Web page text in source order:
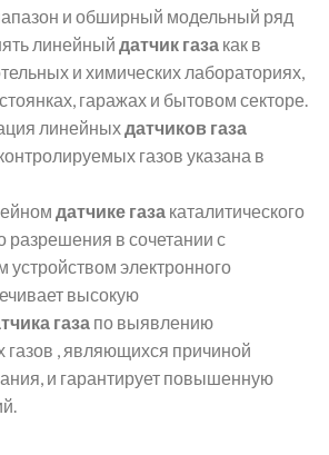
и обширный модельный ряд
линейный датчик газа как в
и химических лабораториях,
гаражах и бытовом секторе.
линейныхдатчиков газа
газов указана в
датчике газа каталитического
разрешения в сочетании с
электронного
высокую
газа по выявлению
, являющихся причиной
и гарантирует повышенную